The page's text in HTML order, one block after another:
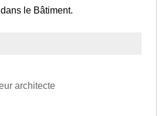
le Bâtiment.
architecte